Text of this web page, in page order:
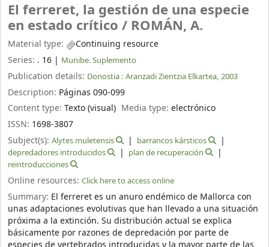
El ferreret, la gestión de una especie
en estado crítico / ROMÁN, A.
Material type:
Continuing resource
Series: . 16 | Munibe. Suplemento
Publication details: Donostia : Aranzadi Zientzia Elkartea, 2003
Description: Páginas 090-099
Content type: Texto (visual) Media type:electrónico
ISSN: 1698-3807
Subject(s): Alytes muletensis
barrancos kársticos
depredadores introducidos
plan de recuperación
reintroducciones
Online resources: Click here to access online
Summary: El ferreret es un anuro endémico de Mallorca con
unas adaptaciones evolutivas que han llevado a una situación
próxima a la extinción. Su distribución actual se explica
básicamente por razones de depredación por parte de